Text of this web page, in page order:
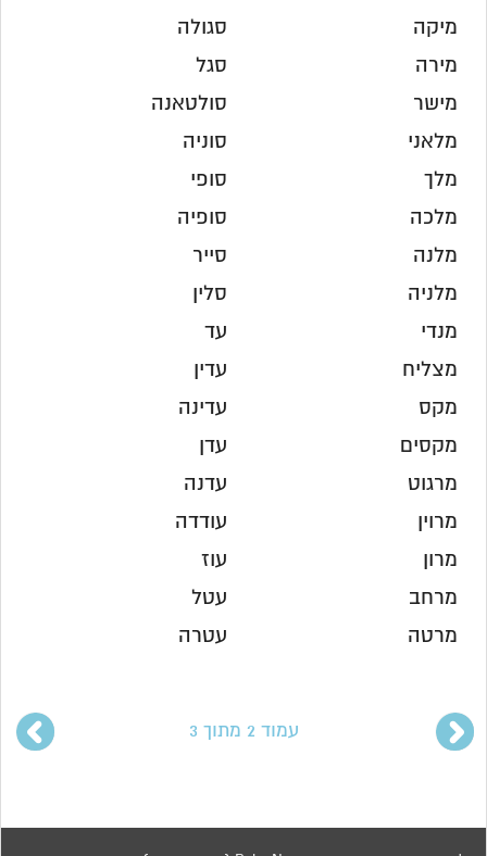
מיקה
מירה
מישר
מלאני
מלך
מלכה
מלנה
מלניה
מנדי
מצליח
מקס
מקסים
מרגוט
מרוין
מרון
מרחב
מרטה
סגולה
סגל
סולטאנה
סוניה
סופי
סופיה
סייר
סלין
עד
עדין
עדינה
עדן
עדנה
עודדה
עוז
עטל
עטרה
עמוד 2 מתוך 3